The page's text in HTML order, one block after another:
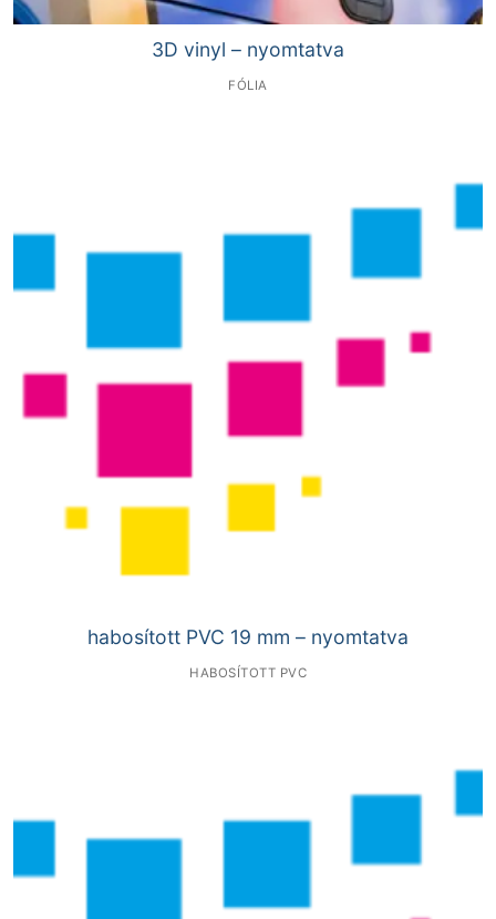
3D vinyl – nyomtatva
FÓLIA
habosított PVC 19 mm – nyomtatva
HABOSÍTOTT PVC